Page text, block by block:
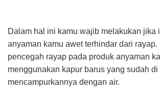
Dalam hal ini kamu wajib melakukan jika
anyaman kamu awet terhindar dari rayap.
pencegah rayap pada produk anyaman
menggunakan kapur barus yang sudah
mencampurkannya dengan air.